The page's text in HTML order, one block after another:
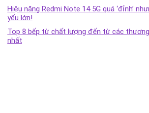
Hiệu năng Redmi Note 14 5G quá ‘đỉnh’
yếu lớn!
Top 8 bếp từ chất lượng đến từ các
nhất